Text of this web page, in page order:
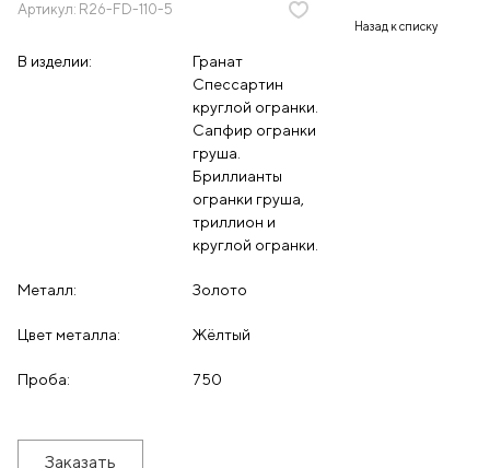
Артикул: R26-FD-110-5
В изделии:
Гранат
Спессартин
круглой огранки.
Сапфир огранки
груша.
Бриллианты
огранки груша,
триллион и
круглой огранки.
Металл: Золото
Цвет металла: Жёлтый
Проба: 750
Заказать
Назад к списку